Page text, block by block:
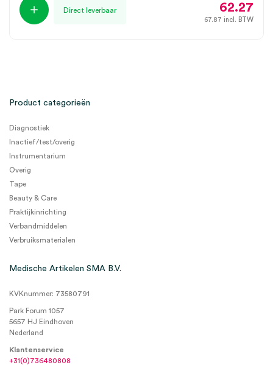
Direct leverbaar 62.27
67.87 incl. BTW
Product categorieën
Diagnostiek
Inactief/test/overig
Instrumentarium
Overig
Tape
Beauty & Care
Praktijkinrichting
Verbandmiddelen
Verbruiksmaterialen
Medische Artikelen SMA B.V.
KVKnummer: 73580791
Park Forum 1057
5657 HJ Eindhoven
Nederland
Klantenservice
+31(0)736480808